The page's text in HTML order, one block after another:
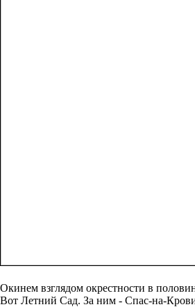
Окинем взглядом окрестности в
Вот Летний Сад. За ним - Спас-на-